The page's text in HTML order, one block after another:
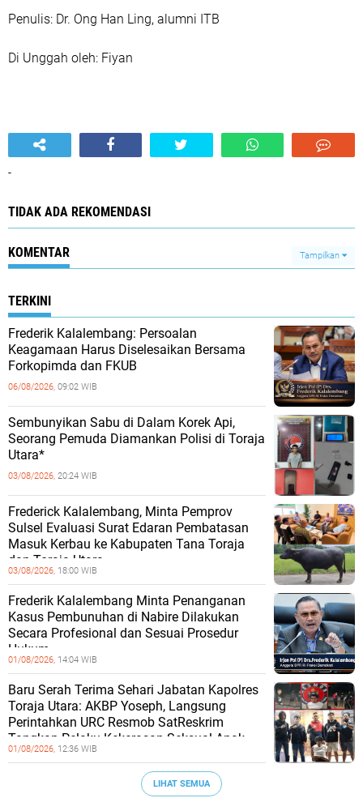
Penulis: Dr. Ong Han Ling, alumni ITB
Di Unggah oleh: Fiyan
-
TIDAK ADA REKOMENDASI
KOMENTAR Tampilkan
TERKINI
Frederik Kalalembang: Persoalan
Keagamaan Harus Diselesaikan Bersama
Forkopimda dan FKUB
06/08/2026, 09:02 WIB
Sembunyikan Sabu di Dalam Korek Api,
Seorang Pemuda Diamankan Polisi di Toraja
Utara*
03/08/2026, 20:24 WIB
Frederick Kalalembang, Minta Pemprov
Sulsel Evaluasi Surat Edaran Pembatasan
Masuk Kerbau ke Kabupaten Tana Toraja
dan Toraja Utara
03/08/2026, 18:00 WIB
Frederik Kalalembang Minta Penanganan
Kasus Pembunuhan di Nabire Dilakukan
Secara Profesional dan Sesuai Prosedur
Hukum
01/08/2026, 14:04 WIB
Baru Serah Terima Sehari Jabatan Kapolres
Toraja Utara: AKBP Yoseph, Langsung
Perintahkan URC Resmob SatReskrim
Tangkap Pelaku Kekerasan Seksual Anak
01/08/2026, 12:36 WIB
LIHAT SEMUA